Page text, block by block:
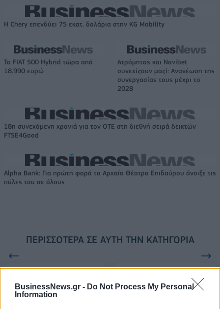
BusinessNews.gr - Do Not Process My Personal
Information
Η Chery επενδύει 75 εκατ. δολάρια στην KG Mobility
Το FIAT 500 Hybrid τώρα από
18.990 ευρώ
Ατρόμητος και Novibet
συνεχίζουν μαζί: Ανανέωση της
συνεργασίας τους μέχρι το
2028
18η συνεχόμενη χρονιά για τον ΟΤΕ στη διεθνή σειρά δεικτών
FTSE4Good
Alpha Bank: Για πρώτη φορά το Αρχαίο Θέατρο Επιδαύρου άνοιξε τις
πύλες του σε όλους
ΠΕΡΙΣΣΌΤΕΡΑ ΣΕ ΑΥΤΉ ΤΗΝ ΚΑΤΗΓΟΡΊΑ